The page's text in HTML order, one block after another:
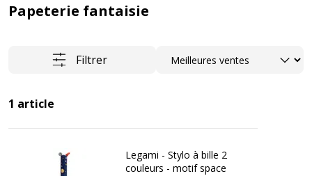
Papeterie fantaisie
Filtrer Trier
1 article
Legami - Stylo à bille 2
couleurs - motif space